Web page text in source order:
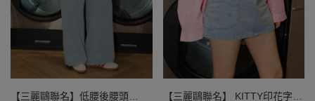
【三麗鷗聯名】低腰後腰頭 【三麗鷗聯名】 KITTY印花字母